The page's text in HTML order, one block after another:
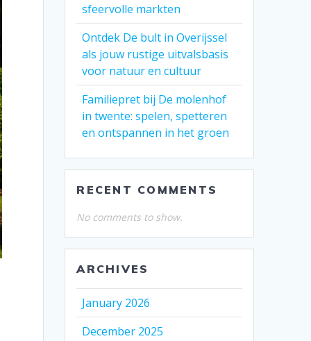
sfeervolle markten
Ontdek De bult in Overijssel
als jouw rustige uitvalsbasis
voor natuur en cultuur
Familiepret bij De molenhof
in twente: spelen, spetteren
en ontspannen in het groen
RECENT COMMENTS
No comments to show.
ARCHIVES
January 2026
December 2025